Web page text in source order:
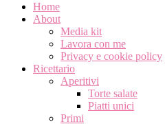
Home
About
Media kit
Lavora con me
Privacy e cookie policy
Ricettario
Aperitivi
Torte salate
Piatti unici
Primi